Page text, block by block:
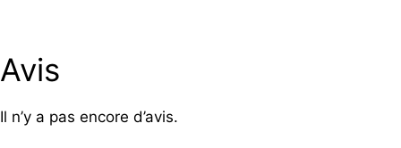
Avis
Il n’y a pas encore d’avis.